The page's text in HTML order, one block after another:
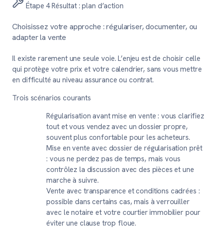
Étape 4Résultat : plan d’action
Choisissez votre approche : régulariser, documenter, ou
adapter la vente
Il existe rarement une seule voie. L’enjeu est de choisir celle
qui protège votre prix et votre calendrier, sans vous mettre
en difficulté au niveau assurance ou contrat.
Trois scénarios courants
Régularisation avant mise en vente : vous clarifiez
tout et vous vendez avec un dossier propre,
souvent plus confortable pour les acheteurs.
Mise en vente avec dossier de régularisation prêt
: vous ne perdez pas de temps, mais vous
contrôlez la discussion avec des pièces et une
marche à suivre.
Vente avec transparence et conditions cadrées :
possible dans certains cas, mais à verrouiller
avec le notaire et votre courtier immobilier pour
éviter une clause trop floue.